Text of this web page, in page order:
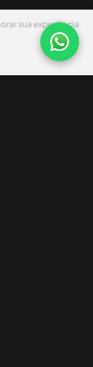
sua experiência